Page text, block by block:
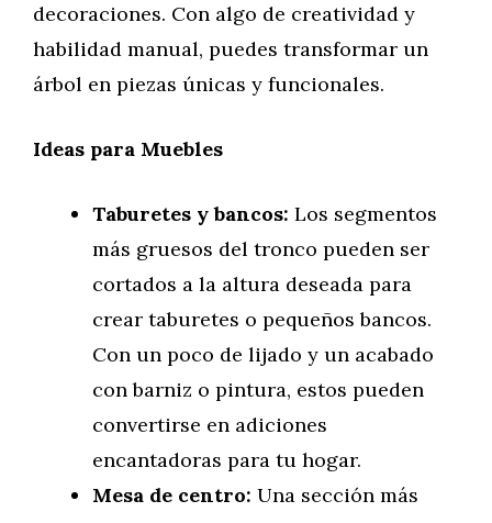
decoraciones. Con algo de creatividad y
habilidad manual, puedes transformar un
árbol en piezas únicas y funcionales.
Ideas para Muebles
Taburetes y bancos: Los segmentos
más gruesos del tronco pueden ser
cortados a la altura deseada para
crear taburetes o pequeños bancos.
Con un poco de lijado y un acabado
con barniz o pintura, estos pueden
convertirse en adiciones
encantadoras para tu hogar.
Mesa de centro: Una sección más